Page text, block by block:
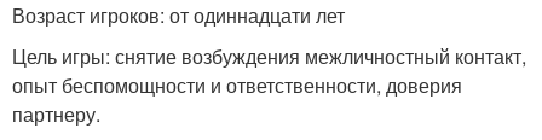
Возраст игроков: от одиннадцати лет
Цель игры: снятие возбуждения межличностный контакт,
опыт беспомощности и ответственности, доверия
партнеру.